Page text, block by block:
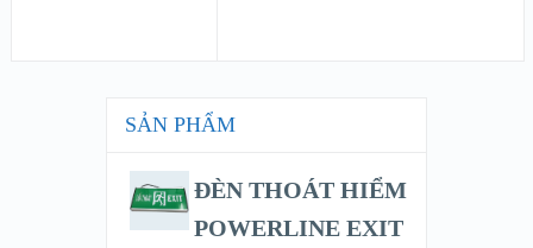
SẢN PHẨM
ĐÈN THOÁT HIỂM
POWERLINE EXIT